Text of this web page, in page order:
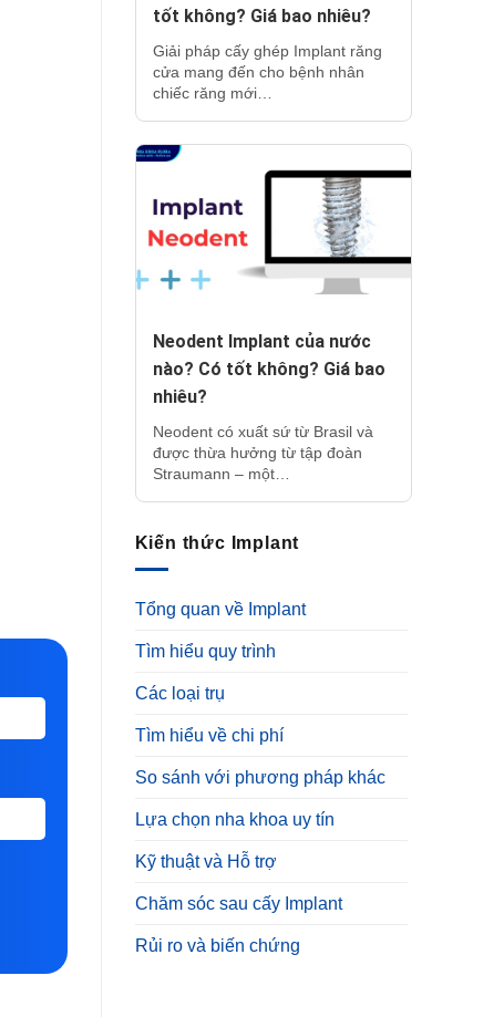
tốt không? Giá bao nhiêu?
Giải pháp cấy ghép Implant răng
cửa mang đến cho bệnh nhân
chiếc răng mới…
Neodent Implant của nước
nào? Có tốt không? Giá bao
nhiêu?
Neodent có xuất sứ từ Brasil và
được thừa hưởng từ tập đoàn
Straumann – một…
Kiến thức Implant
Tổng quan về Implant
Tìm hiểu quy trình
Các loại trụ
Tìm hiểu về chi phí
So sánh với phương pháp khác
Lựa chọn nha khoa uy tín
Kỹ thuật và Hỗ trợ
Chăm sóc sau cấy Implant
Rủi ro và biến chứng